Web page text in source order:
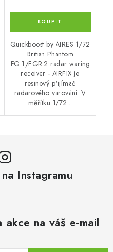
Quickboost by AIRES 1/72
British Phantom
FG.1/FGR.2 radar waring
receiver - AIRFIX je
resinový přijímač
radarového varování. V
měřítku 1/72...
Instagramu
na váš e-mail